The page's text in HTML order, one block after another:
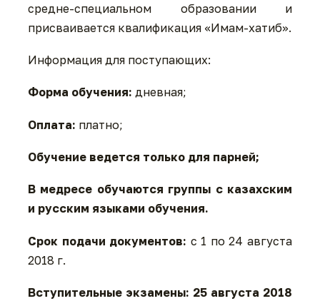
средне-специальном образовании и
присваивается квалификация «Имам-хатиб».
Информация для поступающих:
Форма обучения: дневная;
Оплата: платно;
Обучение ведется только для парней;
В медресе обучаются группы с казахским
и русским языками обучения.
Срок подачи документов: с 1 по 24 августа
2018 г.
Вступительные экзамены: 25 августа 2018